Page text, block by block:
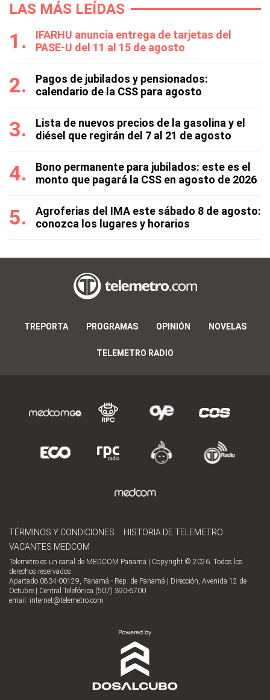
LAS MÁS LEÍDAS
IFARHU anuncia entrega de tarjetas del
PASE-U del 11 al 15 de agosto
Pagos de jubilados y pensionados:
calendario de la CSS para agosto
Lista de nuevos precios de la gasolina y el
diésel que regirán del 7 al 21 de agosto
Bono permanente para jubilados: este es el
monto que pagará la CSS en agosto de 2026
Agroferias del IMA este sábado 8 de agosto:
conozca los lugares y horarios
TREPORTA PROGRAMAS OPINIÓN NOVELAS
TELEMETRO RADIO
TÉRMINOS Y CONDICIONES
HISTORIA DE TELEMETRO
VACANTES MEDCOM
Telemetro es un canal de MEDCOM Panamá | Copyright © 2026. Todos los
derechos reservados.
Apartado 0834-00129, Panamá - Rep. de Panamá | Dirección, Avenida 12 de
Octubre | Central Telefónica (507) 390-6700
email: internet@telemetro.com